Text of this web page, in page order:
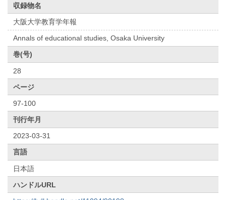
収録物名
大阪大学教育学年報
Annals of educational studies, Osaka University
巻(号)
28
ページ
97-100
刊行年月
2023-03-31
言語
日本語
ハンドルURL